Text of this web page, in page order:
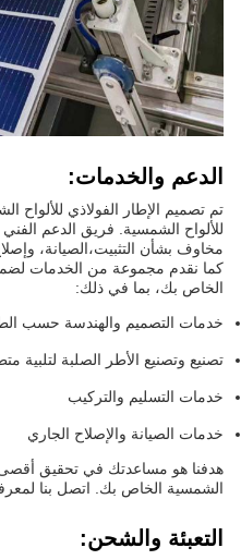
الدعم والخدمات:
تم تصميم الإطار الفولاذي للألواح
للألواح الشمسية. فريق الدعم
مخاوف بشأن التثبيت،الصيانة،
كما نقدم مجموعة من الخدمات
الخاص بك، بما في ذلك:
خدمات التصميم والهندسة حسب
تصنيع وتصنيع الأطر الصلبة لتلبية
خدمات التسليم والتركيب
خدمات الصيانة والإصلاح الجاري
هدفنا هو مساعدتك في تحقيق أقصى
الشمسية الخاص بك. اتصل بنا
التعبئة والشحن: